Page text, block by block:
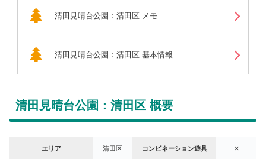
清田見晴台公園：清田区 メモ
清田見晴台公園：清田区 基本情報
清田見晴台公園：清田区 概要
エリア 清田区 コンビネーション遊具 ✕